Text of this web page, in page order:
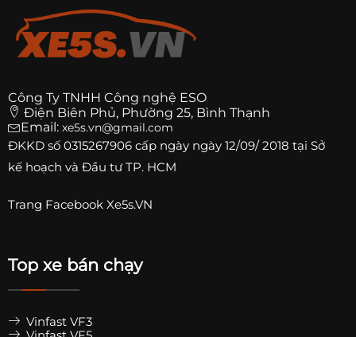
Công Ty TNHH Công nghệ ESO
Điện Biên Phủ, Phường 25, Bình Thạnh
Email: xe5s.vn@gmail.com
ĐKKD số 0315267906 cấp ngày ngày 12/09/ 2018 tại Sở
kế hoạch và Đầu tư TP. HCM
Trang Facebook Xe5s.VN
Top xe bán chạy
Vinfast VF3